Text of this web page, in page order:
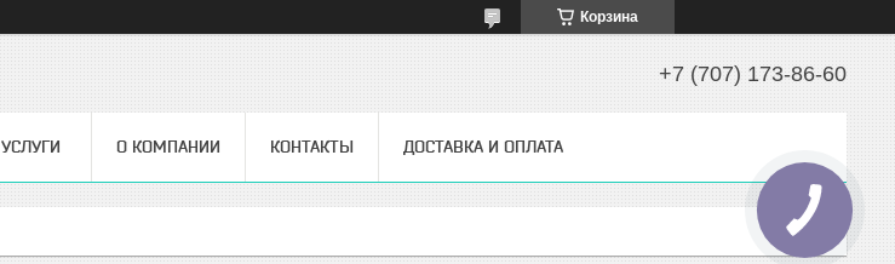
Корзина
+7 (707) 173-86-60
УСЛУГИ О КОМПАНИИ КОНТАКТЫ ДОСТАВКА И ОПЛАТА